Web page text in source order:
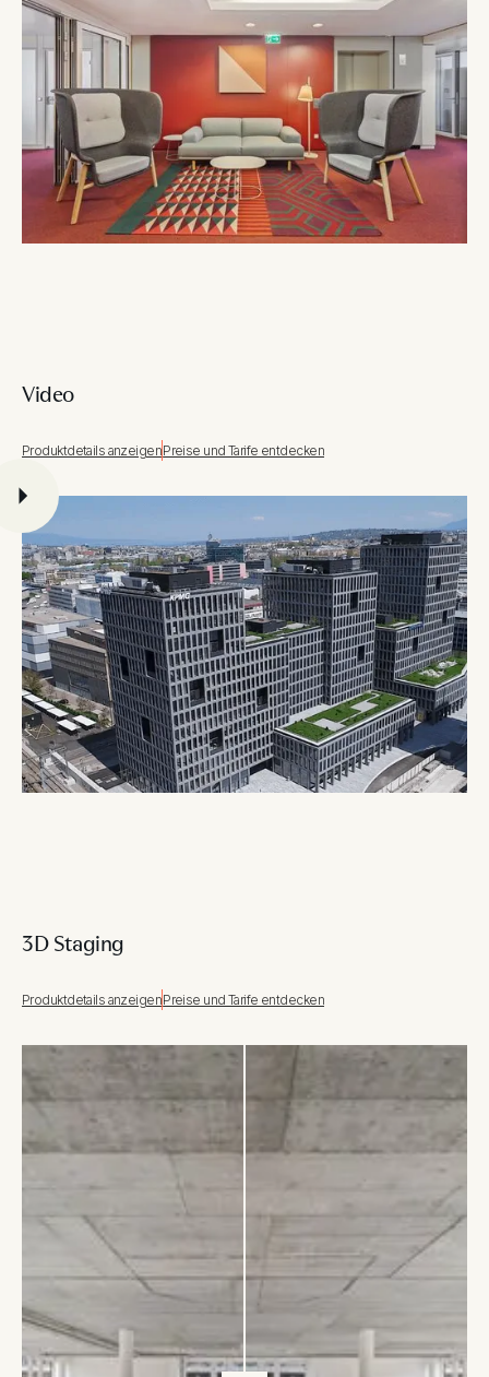
Video
Produktdetails anzeigenPreise und Tarife entdecken
3D Staging
Produktdetails anzeigenPreise und Tarife entdecken